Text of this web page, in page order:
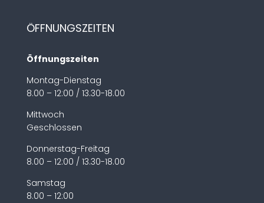
ÖFFNUNGSZEITEN
Öffnungszeiten
Montag-Dienstag
8.00 – 12:00 / 13.30-18.00
Mittwoch
Geschlossen
Donnerstag-Freitag
8.00 – 12:00 / 13.30-18.00
Samstag
8.00 – 12:00